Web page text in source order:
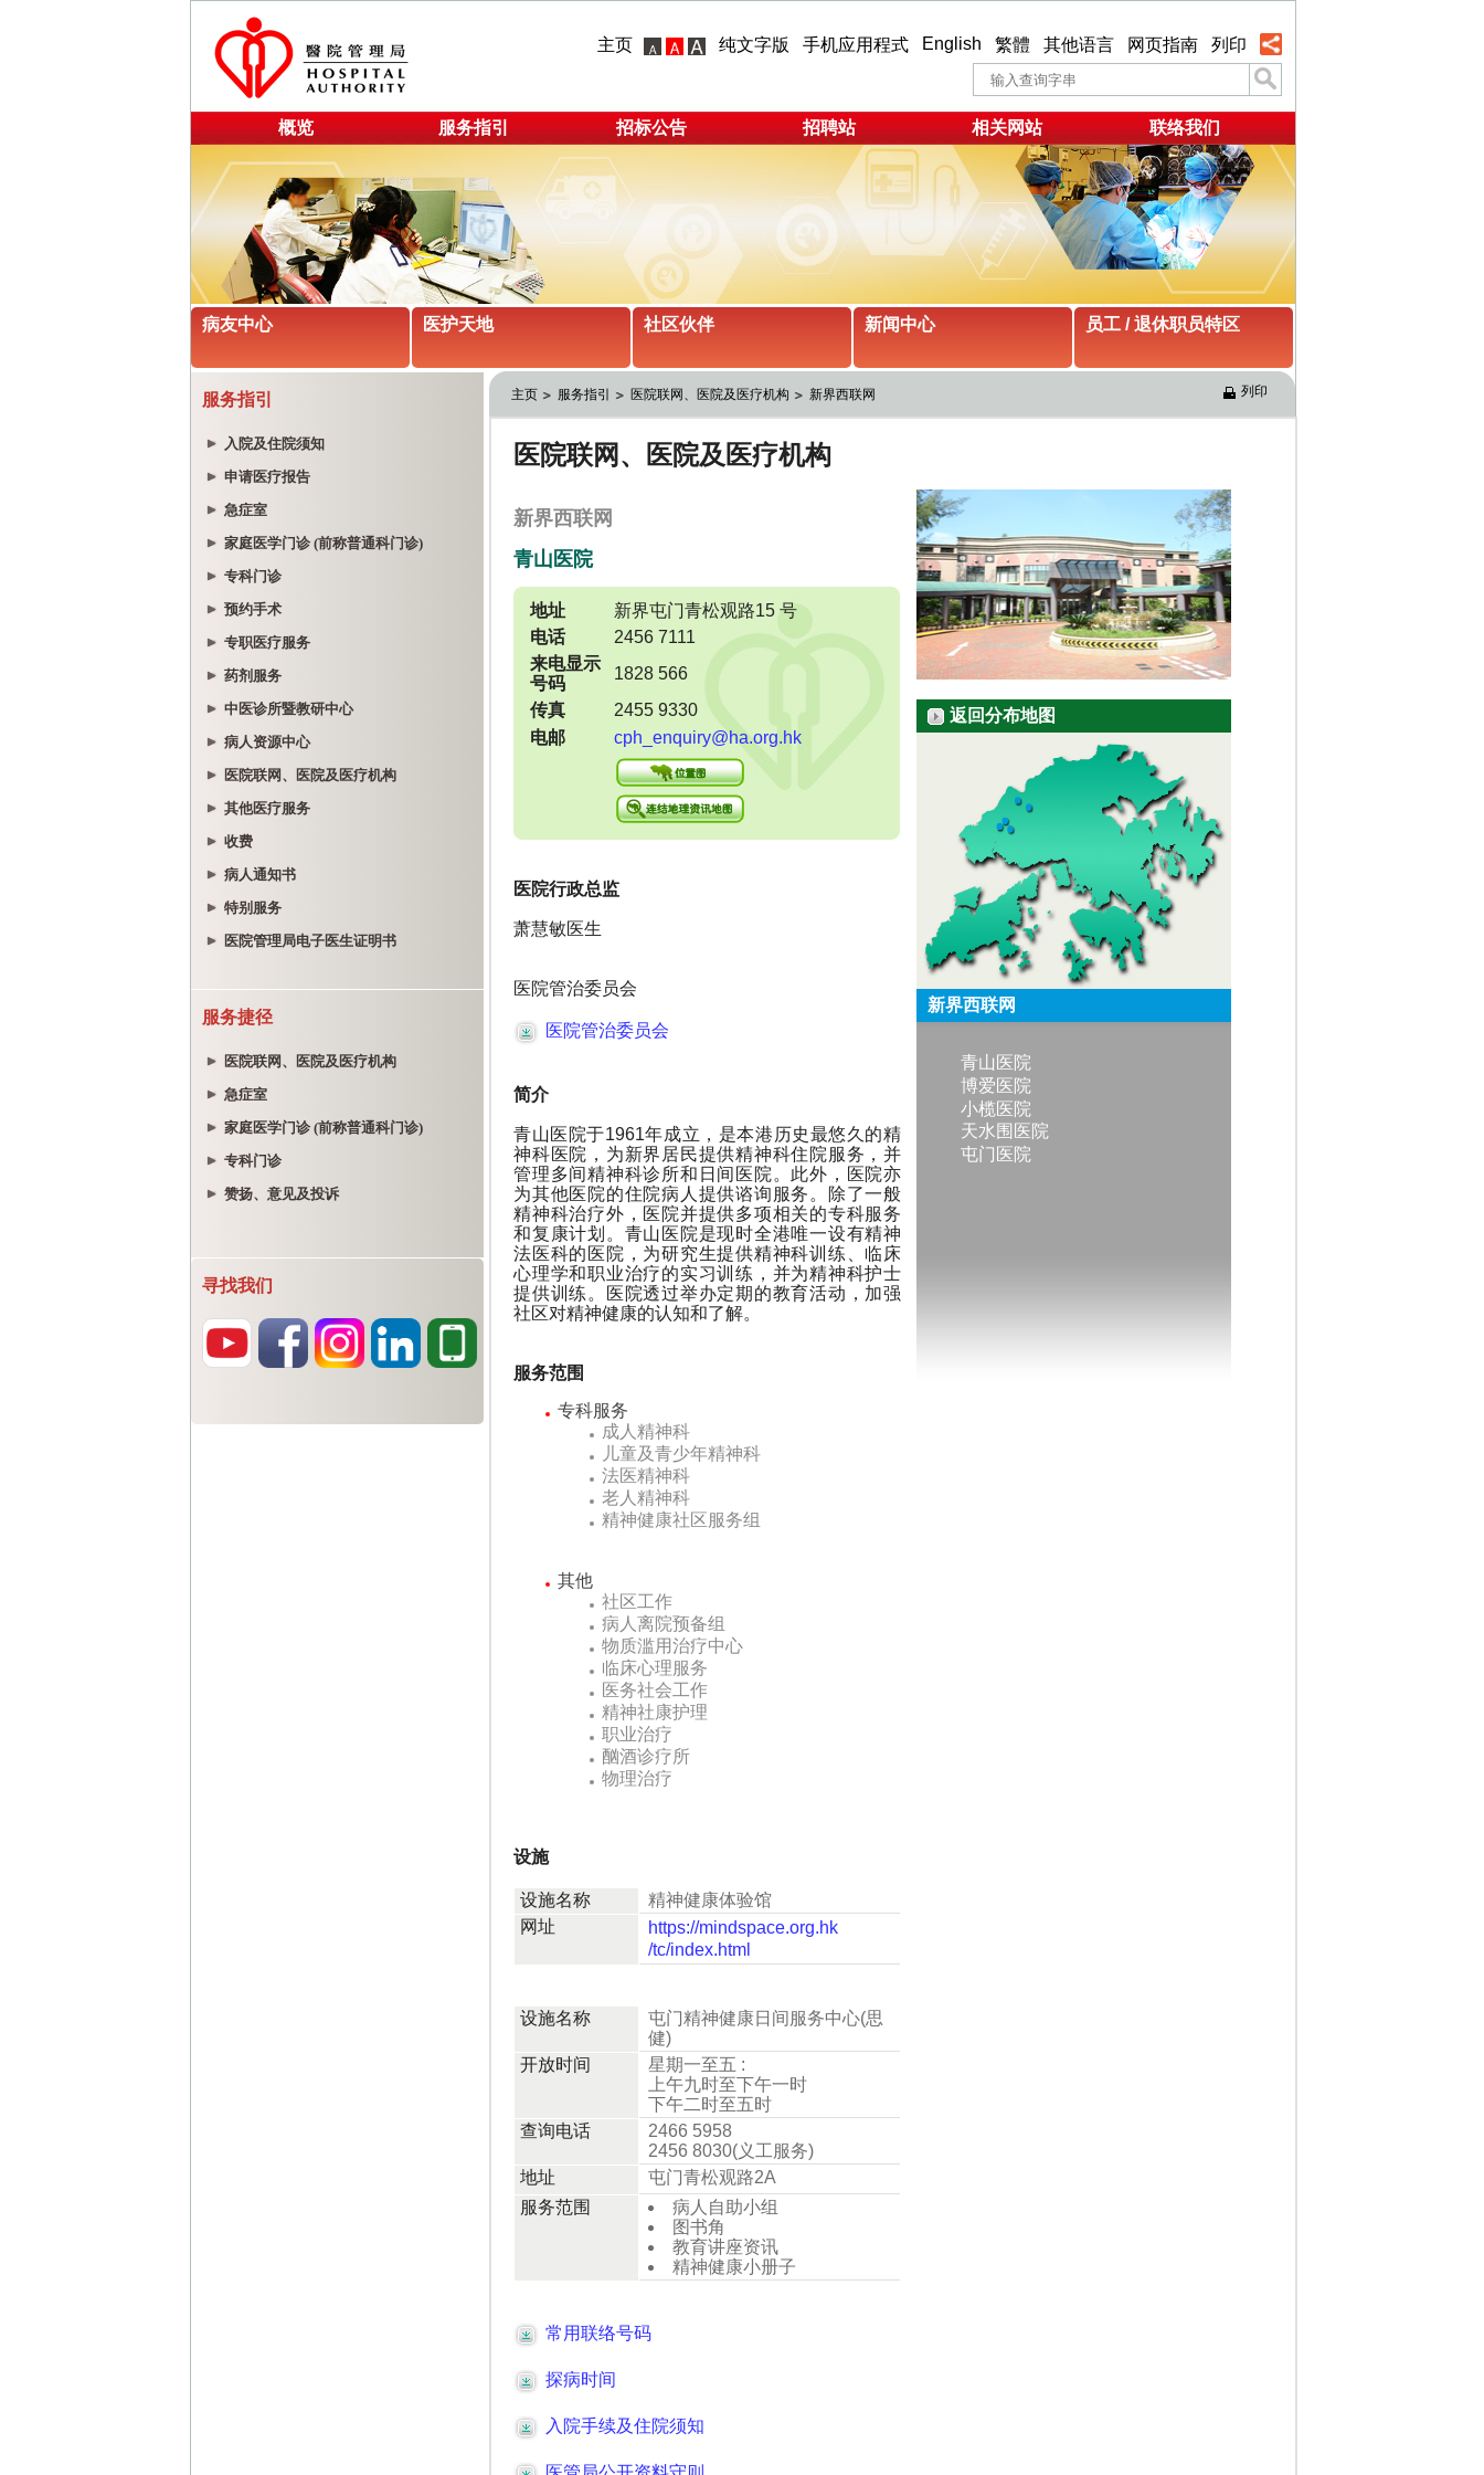
主页 纯文字版 手机应用程式 English 繁體 其他语言 网页指南 列印
概览 服务指引 招标公告 招聘站 相关网站 联络我们
病友中心 医护天地 社区伙伴 新闻中心 员工 / 退休职员特区
服务指引
入院及住院须知
申请医疗报告
急症室
家庭医学门诊 (前称普通科门诊)
专科门诊
预约手术
专职医疗服务
药剂服务
中医诊所暨教研中心
病人资源中心
医院联网、医院及医疗机构
其他医疗服务
收费
病人通知书
特别服务
医院管理局电子医生证明书
服务捷径
医院联网、医院及医疗机构
急症室
家庭医学门诊 (前称普通科门诊)
专科门诊
赞扬、意见及投诉
寻找我们
主页 服务指引 医院联网、医院及医疗机构 新界西联网 列印